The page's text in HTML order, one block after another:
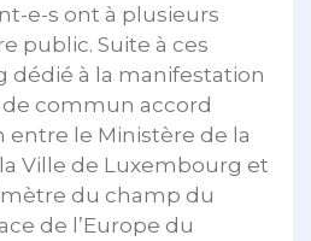
e-s ont à plusieurs
public. Suite à ces
dédié à la manifestation
commun accord
le Ministère de la
Ville de Luxembourg et
du champ du
de l’Europe du